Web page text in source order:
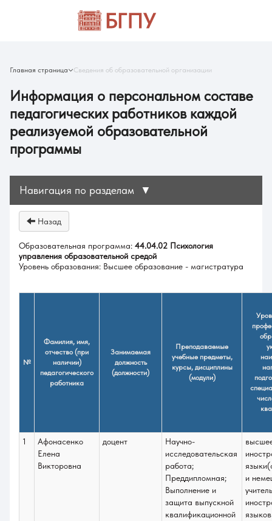
Главная страница Сведения об образовательной организации
Информация о персональном составе
педагогических работников каждой
реализуемой образовательной
программы
Навигация по разделам ▼
Назад
Образовательная программа: 44.04.02 Психология
управления образовательной средой
Уровень образования: Высшее образование - магистратура
№
Фамилия, имя,
отчество (при
наличии)
педагогического
работника
Занимаемая
должность
(должности)
Преподаваемые
учебные предметы,
курсы, дисциплины
(модули)
1
Афонасенко
Елена
Викторовна
доцент
Научно-
исследовательская
работа;
Преддипломная;
Выполнение и
защита выпускной
квалификационной
и
учитель
языков